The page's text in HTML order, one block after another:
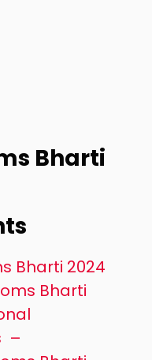
Bharti
Bharti 2024
Bharti
–